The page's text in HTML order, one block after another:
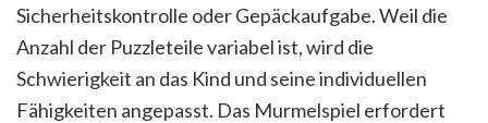
Sicherheitskontrolle oder Gepäckaufgabe. Weil die
Anzahl der Puzzleteile variabel ist, wird die
Schwierigkeit an das Kind und seine individuellen
Fähigkeiten angepasst. Das Murmelspiel erfordert